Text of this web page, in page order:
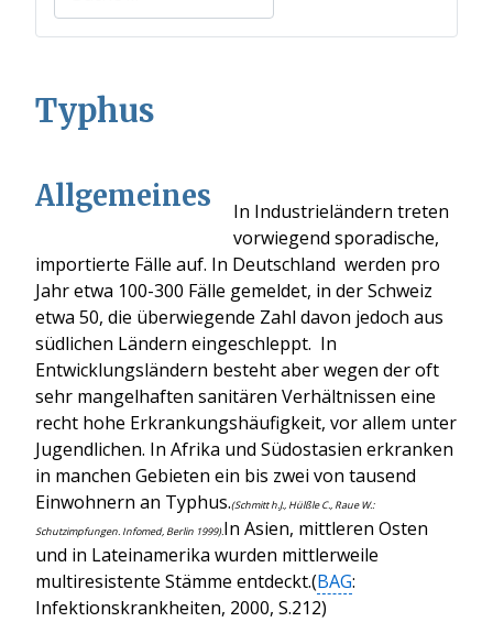
Typhus
Allgemeines
In Industrieländern treten
vorwiegend sporadische,
importierte Fälle auf. In Deutschland werden pro
Jahr etwa 100-300 Fälle gemeldet, in der Schweiz
etwa 50, die überwiegende Zahl davon jedoch aus
südlichen Ländern eingeschleppt. In
Entwicklungsländern besteht aber wegen der oft
sehr mangelhaften sanitären Verhältnissen eine
recht hohe Erkrankungshäufigkeit, vor allem unter
Jugendlichen. In Afrika und Südostasien erkranken
in manchen Gebieten ein bis zwei von tausend
Einwohnern an Typhus.(Schmitt h.J., Hülßle C., Raue W.:
Schutzimpfungen. Infomed, Berlin 1999).In Asien, mittleren Osten
und in Lateinamerika wurden mittlerweile
multiresistente Stämme entdeckt.(BAG:
Infektionskrankheiten, 2000, S.212)